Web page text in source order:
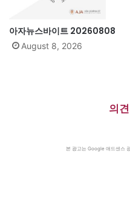
아자뉴스바이트 20260808
August 8, 2026
의
본 광고는 Google 애드센스